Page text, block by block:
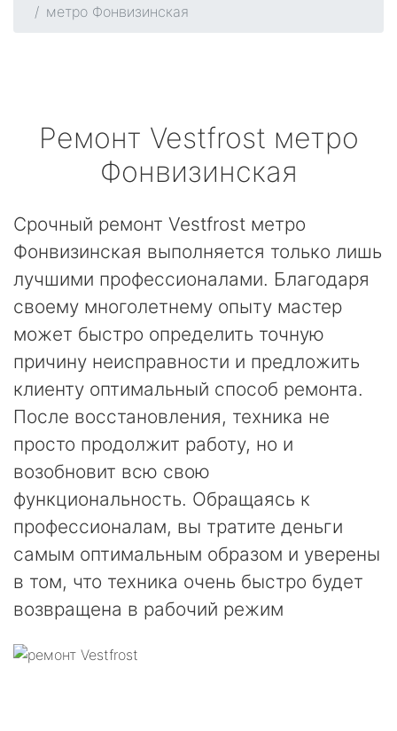
метро Фонвизинская
Ремонт Vestfrost метро
Фонвизинская
Срочный ремонт Vestfrost метро
Фонвизинская выполняется только лишь
лучшими профессионалами. Благодаря
своему многолетнему опыту мастер
может быстро определить точную
причину неисправности и предложить
клиенту оптимальный способ ремонта.
После восстановления, техника не
просто продолжит работу, но и
возобновит всю свою
функциональность. Обращаясь к
профессионалам, вы тратите деньги
самым оптимальным образом и уверены
в том, что техника очень быстро будет
возвращена в рабочий режим